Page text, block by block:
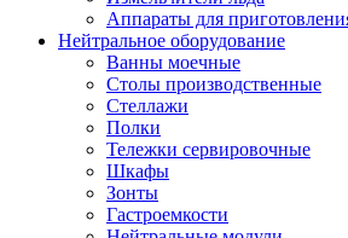
Аппараты для
Нейтральное оборудование
Ванны моечные
Столы производственные
Стеллажи
Полки
Тележки сервировочные
Шкафы
Зонты
Гастроемкости